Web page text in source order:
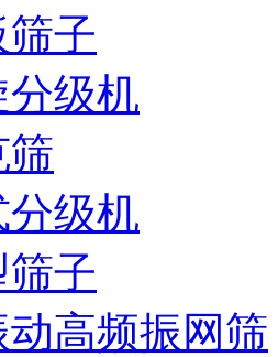
子
级机
筛
级机
筛子
动高频振网筛